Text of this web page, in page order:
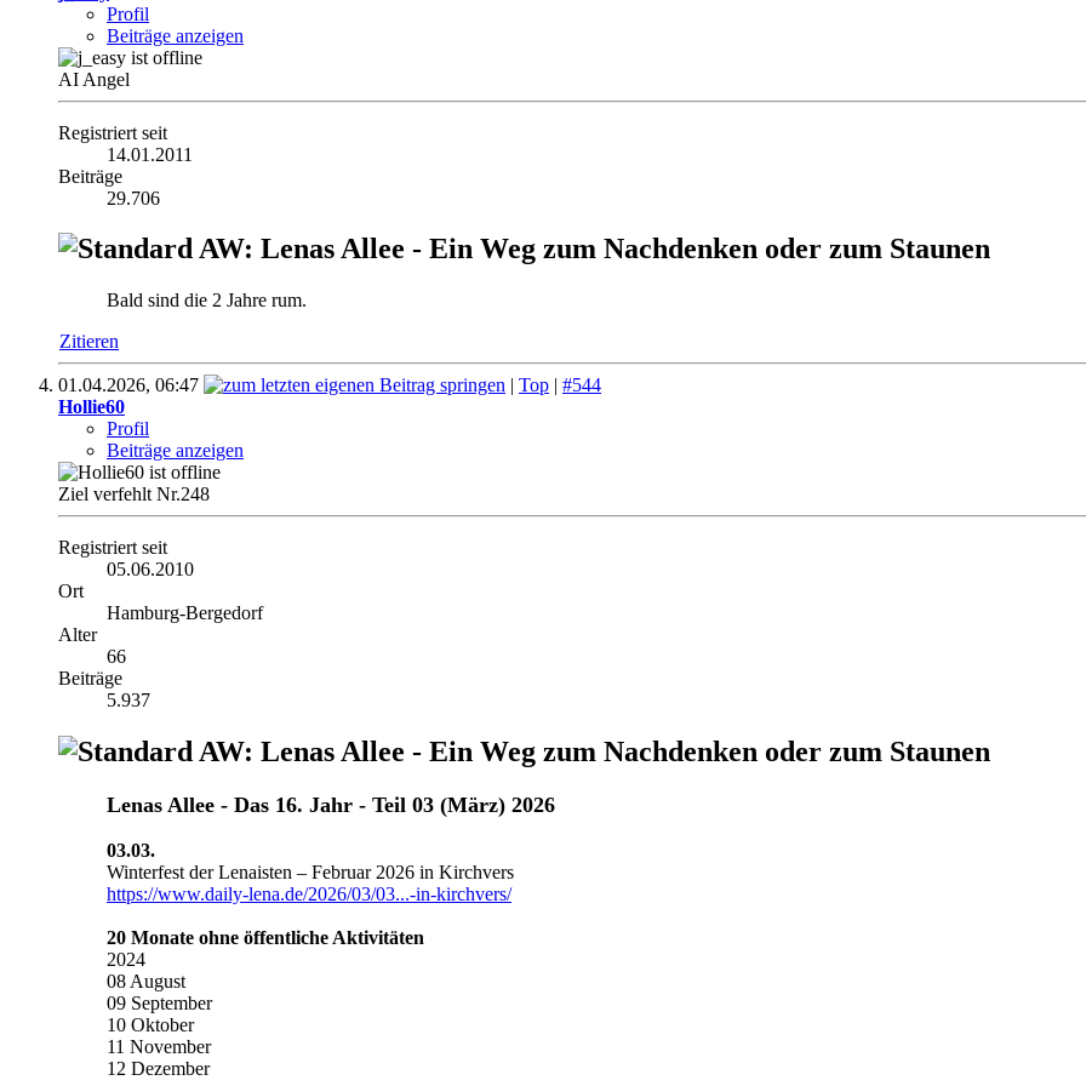
Profil
Beiträge anzeigen
AI Angel
Registriert seit
14.01.2011
Beiträge
29.706
AW: Lenas Allee - Ein Weg zum Nachdenken oder zum Staunen
Bald sind die 2 Jahre rum.
Zitieren
01.04.2026, 06:47 | Top | #544
Hollie60
Profil
Beiträge anzeigen
Ziel verfehlt Nr.248
Registriert seit
05.06.2010
Ort
Hamburg-Bergedorf
Alter
66
Beiträge
5.937
AW: Lenas Allee - Ein Weg zum Nachdenken oder zum Staunen
Lenas Allee ‐ Das 16. Jahr - Teil 03 (März) 2026
03.03.
Winterfest der Lenaisten – Februar 2026 in Kirchvers
https://www.daily-lena.de/2026/03/03...-in-kirchvers/
20 Monate ohne öffentliche Aktivitäten
2024
08 August
09 September
10 Oktober
11 November
12 Dezember